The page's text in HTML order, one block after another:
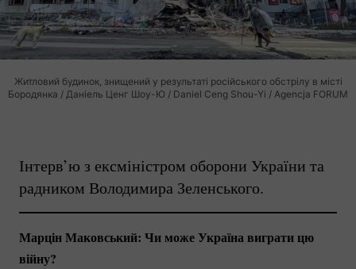
Житловий будинок, знищений у результаті російського обстрілу в місті
Бородянка / Даніель Ценг Шоу-Ю / Daniel Ceng Shou-Yi / Agencja FORUM
Інтерв’ю з ексміністром оборони України та
радником Володимира Зеленського.
Марцін Маковський: Чи може Україна виграти цю
війну?